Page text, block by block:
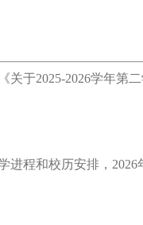
关于2025-2026学年第二
进程和校历安排， 2026